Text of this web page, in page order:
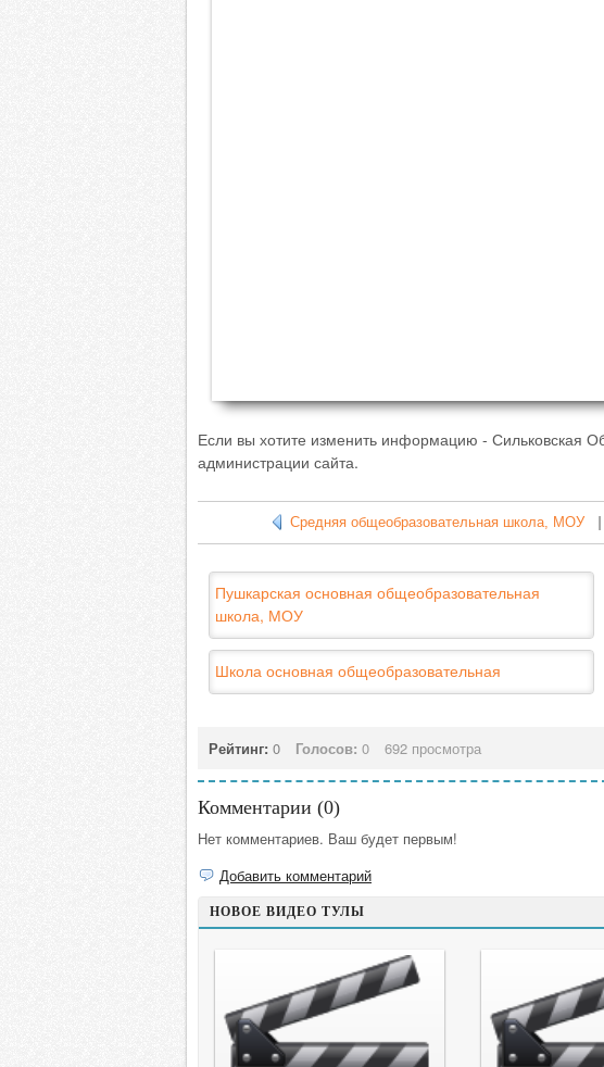
Если вы хотите изменить информацию - Сильковская
администрации сайта.
Средняя общеобразовательная школа, МОУ
Пушкарская основная общеобразовательная
школа, МОУ
Школа основная общеобразовательная
Рейтинг: 0 Голосов: 0 692 просмотра
Комментарии (0)
Нет комментариев. Ваш будет первым!
Добавить комментарий
НОВОЕ ВИДЕО ТУЛЫ